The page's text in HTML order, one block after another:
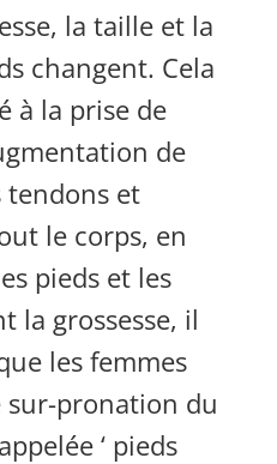
la taille et la
changent. Cela
à la prise de
de
tendons et
le corps, en
pieds et les
la grossesse, il
les femmes
pronation du
‘ pieds